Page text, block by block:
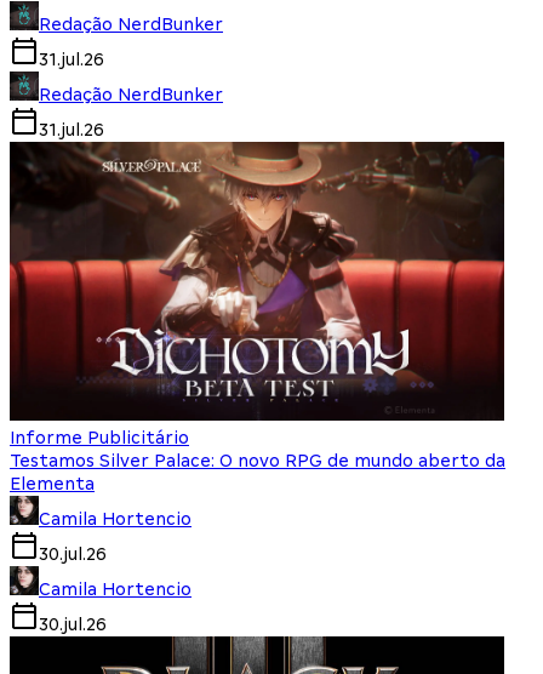
Redação NerdBunker
31.jul.26
Redação NerdBunker
31.jul.26
Informe Publicitário
Testamos Silver Palace: O novo RPG de mundo aberto da
Elementa
Camila Hortencio
30.jul.26
Camila Hortencio
30.jul.26